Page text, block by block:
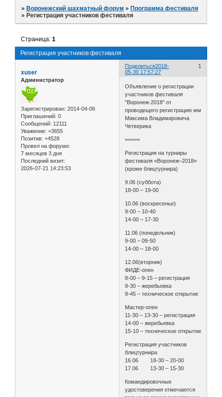
»Воронежский шахматный форум »Программа фестиваля
»Регистрация участников фестиваля
Регистрация участников фестиваля
Страница:1
Поделиться 1
2018-
05-30 17:57:27
xuser
Администратор
Зарегистрирован: 2014-04-06
Приглашений: 0
Сообщений: 12111
Уважение: +3655
Позитив: +4528
Провел на форуме:
7 месяцев 3 дня
Последний визит:
2026-07-21 14:23:53
Объявление о регистрации
участников фестиваля
"Воронеж-2018" от
проводещего регистрацию мм
Максима Владимировича
Четверика
=====
Регистрация на турниры
фестиваля «Воронеж–2018»
(кроме блицтурнира)
9.06 (суббота)
18-00 – 19-00
10.06 (воскресенье)
9-00 – 10-40
14-00 – 17-30
11.06 (понедельник)
9-00 – 09-50
14-00 – 18-00
12.06(вторник)
ФИДЕ-опен
8-00 – 9-15 – регистрация
9-30 – жеребьевка
9-45 – техническое открытие
Мастер-опен
11-30 – 13-30 – регистрация
14-00 – жеребьевка
15-10 – техническое открытие
Регистрация участников
блицтурнира
16.06 18-30 – 20-00
17.06 13-30 – 15-30
Командировочные
удостоверения отмечаются